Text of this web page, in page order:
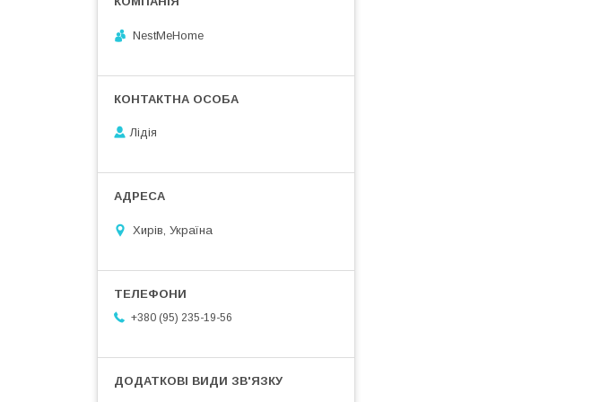
NestMeHome
Лідія
Хирів, Україна
+380 (95) 235-19-56